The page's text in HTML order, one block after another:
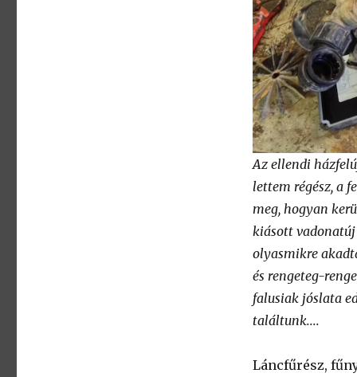
Az ellendi
lettem régész, a
meg, hogyan
kiásott
olyasmikre
és rengeteg-
falusiak jóslata
találtunk....
Láncfűrész,